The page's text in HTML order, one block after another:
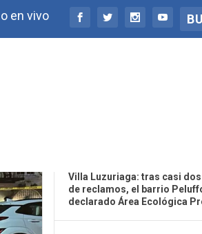
en vivo
Villa Luzuriaga: tras casi
de reclamos, el barrio
declarado Área Ecológica